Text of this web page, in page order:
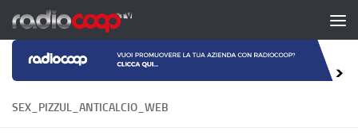
Salta al contenuto
SEX_PIZZUL_ANTICALCIO_WEB